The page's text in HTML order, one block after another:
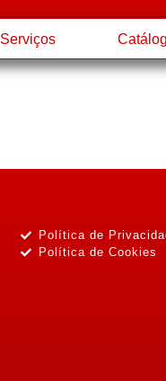
Serviços
Política de
Política de Cookies